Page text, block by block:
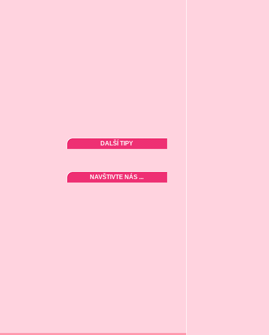
DALŠÍ TIPY
NAVŠTIVTE NÁS ...